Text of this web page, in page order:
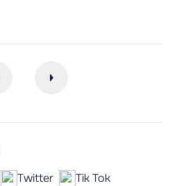
Twitter
Tik Tok